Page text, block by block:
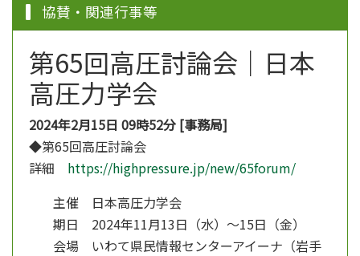
協賛・関連行事等
第65回高圧討論会｜日本
高圧力学会
2024年2月15日 09時52分 [事務局]
◆第65回高圧討論会
詳細 https://highpressure.jp/new/65forum/
主催 日本高圧力学会
期日 2024年11月13日（水）～15日（金）
会場 いわて県民情報センターアイーナ（岩手